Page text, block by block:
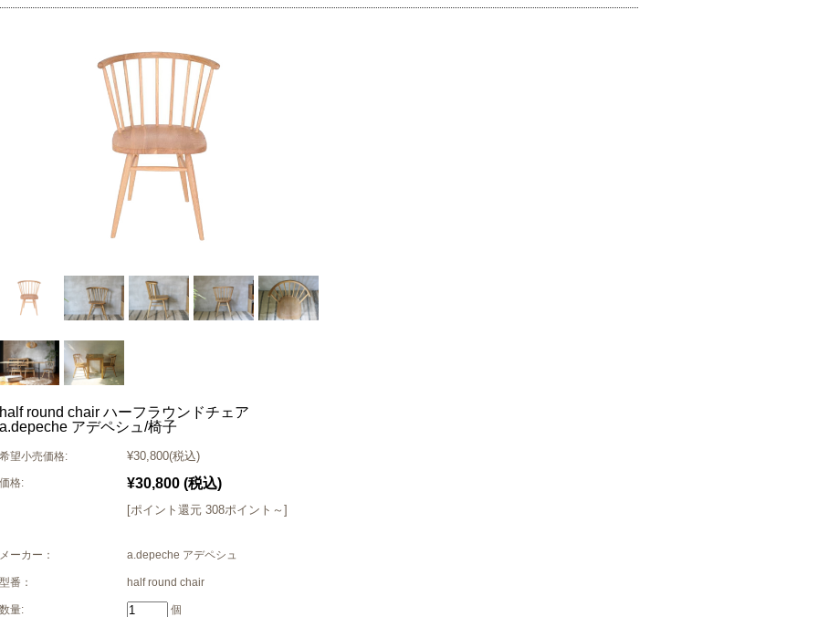
half round chair ハーフラウンドチェア
a.depeche アデペシュ/椅子
希望小売価格: ¥30,800(税込)
価格: ¥30,800 (税込)
[ポイント還元 308ポイント～]
メーカー： a.depeche アデペシュ
型番： half round chair
数量: 個